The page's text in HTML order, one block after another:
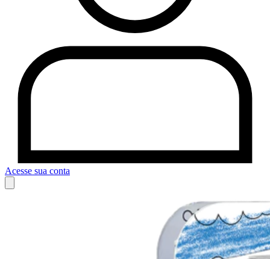
Acesse sua conta